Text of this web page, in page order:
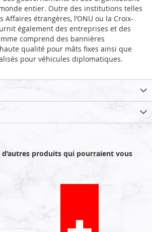
entier. Outre des institutions telles
étrangères, l’ONU ou la Croix-
également des entreprises et des
comprend des bannières
qualité pour mâts fixes ainsi que
pour véhicules diplomatiques.
produits qui pourraient vous